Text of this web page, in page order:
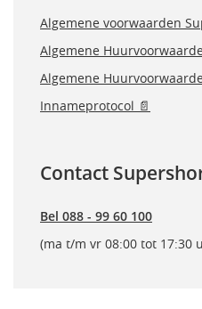
Algemene voorwaarden
Algemene
Algemene
Innameprotocol 📄
Contact
Bel 088 - 99 60 100
(ma t/m vr 08:00 tot 17:30